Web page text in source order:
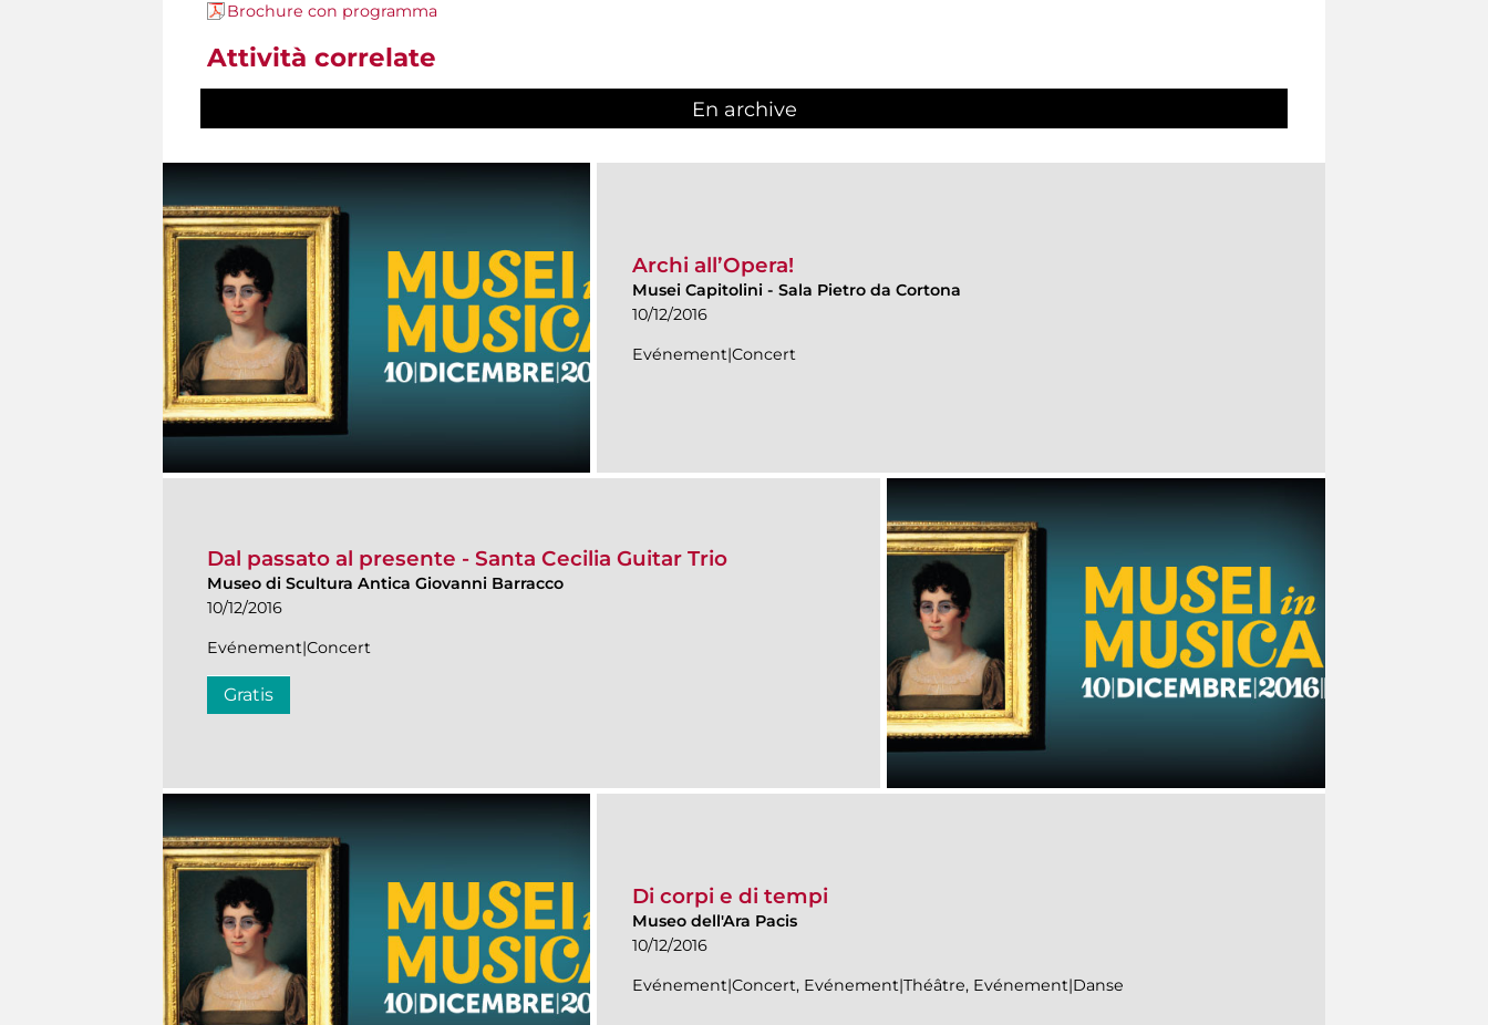
Brochure con programma
Attività correlate
En archive
Archi all’Opera!
Musei Capitolini - Sala Pietro da Cortona
10/12/2016
Evénement|Concert
Dal passato al presente - Santa Cecilia Guitar Trio
Museo di Scultura Antica Giovanni Barracco
10/12/2016
Evénement|Concert
Gratis
Di corpi e di tempi
Museo dell'Ara Pacis
10/12/2016
Evénement|Concert, Evénement|Théâtre, Evénement|Danse